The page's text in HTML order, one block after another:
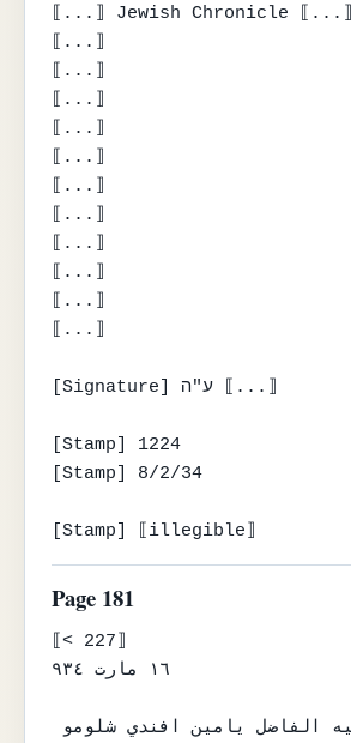
⟦...⟧ Jewish Chronicle ⟦...⟧
⟦...⟧
⟦...⟧
⟦...⟧
⟦...⟧
⟦...⟧
⟦...⟧
⟦...⟧
⟦...⟧
⟦...⟧
⟦...⟧
⟦...⟧
[Signature] ע"ה ⟦...⟧
[Stamp] 1224
[Stamp] 8/2/34
[Stamp] ⟦illegible⟧
Page 181
⟦< 227⟧
١٦ مارت ٩٣٤